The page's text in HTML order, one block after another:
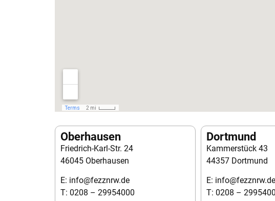
Oberhausen
Friedrich-Karl-Str. 24
46045 Oberhausen
E: info@fezznrw.de
T: 0208 – 29954000
Dortmund
Kammerstück 43
44357 Dortmund
E: info@fezznrw.de
T: 0208 –